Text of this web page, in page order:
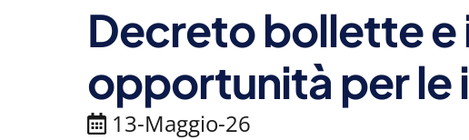
Decreto bollette
opportunità per le
13-Maggio-26